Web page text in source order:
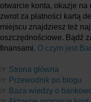
otwarcie konta, okazje
zwrot za płatności kartą
miejscu znajdziesz też
oszczędnościowe. Bądź
finansami. O czym jest
☞ Strona główna
☞ Przewodnik po blogu
☞ Baza wiedzy o